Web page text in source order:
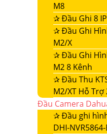
M8
✰Đầu Ghi 8
✰Đầu Ghi
M2/X
✰Đầu Ghi
M2 8 Kênh
✰Đầu Thu
M2/XT Hỗ Trợ
Đầu Camera
✰Đầu ghi
DHI-NVR5864-